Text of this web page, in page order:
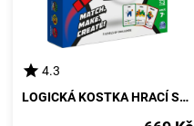
4.3
LOGICKÁ KOSTKA HRACÍ SMYSL PRO DĚTI